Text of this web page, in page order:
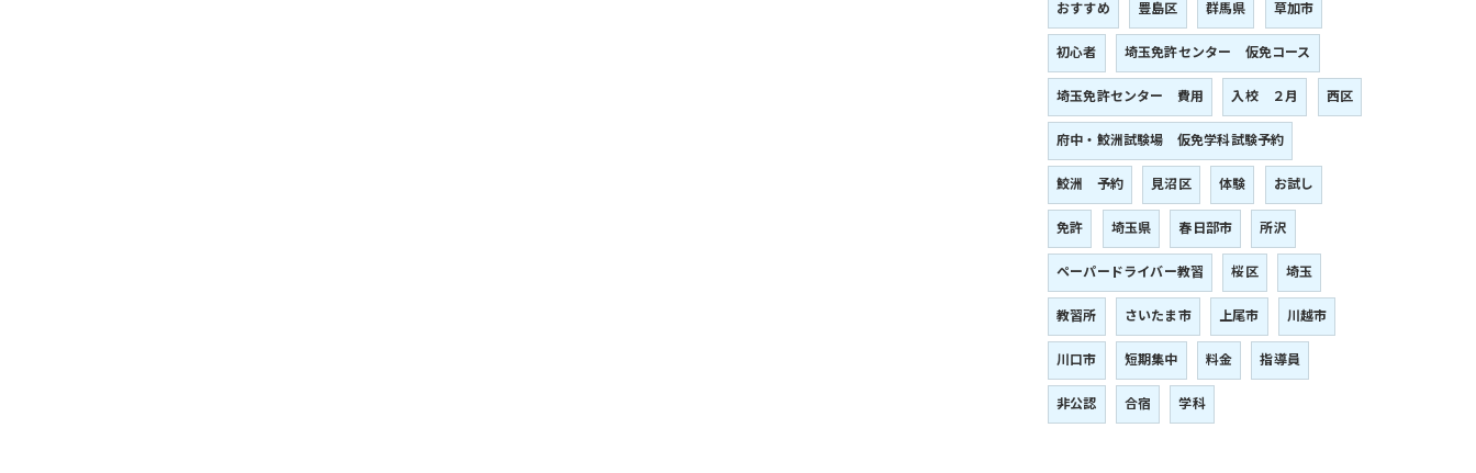
おすすめ 豊島区 群馬県 草加市
初心者 埼玉免許センター 仮免コース
埼玉免許センター 費用 入校 ２月 西区
府中・鮫洲試験場 仮免学科試験予約
鮫洲 予約 見沼区 体験 お試し
免許 埼玉県 春日部市 所沢
ペーパードライバー教習 桜区 埼玉
教習所 さいたま市 上尾市 川越市
川口市 短期集中 料金 指導員
非公認 合宿 学科